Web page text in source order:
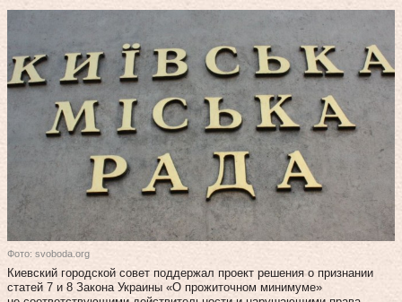
Фото: svoboda.org
Киевский городской совет поддержал проект решения о признании
статей 7 и 8 Закона Украины «О прожиточном минимуме»